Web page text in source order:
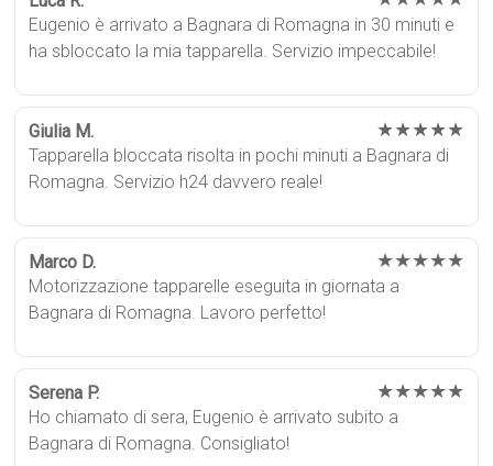
Eugenio è arrivato a Bagnara di Romagna in 30 minuti e
ha sbloccato la mia tapparella. Servizio impeccabile!
Giulia M. ★★★★★
Tapparella bloccata risolta in pochi minuti a Bagnara di
Romagna. Servizio h24 davvero reale!
Marco D. ★★★★★
Motorizzazione tapparelle eseguita in giornata a
Bagnara di Romagna. Lavoro perfetto!
Serena P. ★★★★★
Ho chiamato di sera, Eugenio è arrivato subito a
Bagnara di Romagna. Consigliato!